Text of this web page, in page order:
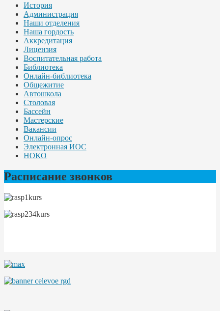
История
Администрация
Наши отделения
Наша гордость
Аккредитация
Лицензия
Воспитательная работа
Библиотека
Онлайн-библиотека
Общежитие
Автошкола
Столовая
Бассейн
Мастерские
Вакансии
Онлайн-опрос
Электронная ИОС
НОКО
Расписание звонков